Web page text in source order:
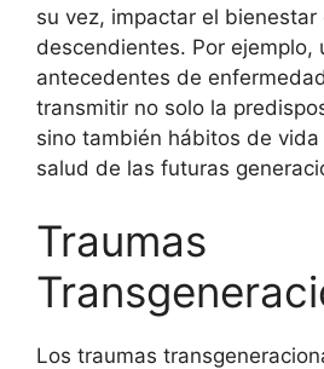
su vez, impactar el bienestar
descendientes. Por ejemplo,
antecedentes de
transmitir no solo la
sino también hábitos de
salud de las futuras
Traumas
Los traumas